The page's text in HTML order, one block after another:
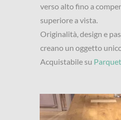
verso alto fino a
superiore a vista.
Originalità, design e
creano un oggetto
Acquistabile su